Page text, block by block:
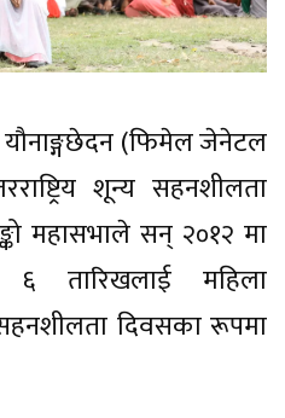
(फिमेल जेनेटल
शून्य सहनशीलता
महासभाले सन् २०१२ मा
६ तारिखलाई महिला
दिवसका रूपमा